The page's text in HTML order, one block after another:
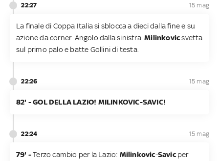
22:27 15 mag
La finale di Coppa Italia si sblocca a dieci dalla fine e su
azione da corner. Angolo dalla sinistra.Milinkovicsvetta
sul primo palo e batte Gollini di testa.
22:26 15 mag
82' - ​GOL DELLA LAZIO! MILINKOVIC-SAVIC!
22:24 15 mag
79' -Terzo cambio per la Lazio: Milinkovic-Savicper